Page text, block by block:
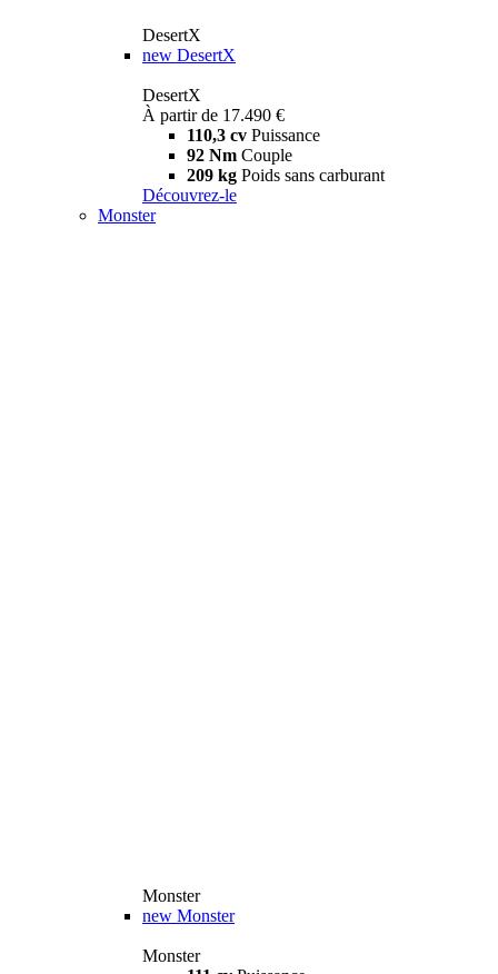
DesertX
new DesertX
DesertX
À partir de 17.490 €
110,3 cv Puissance
92 Nm Couple
209 kg Poids sans carburant
Découvrez-le
Monster
Monster
new Monster
Monster